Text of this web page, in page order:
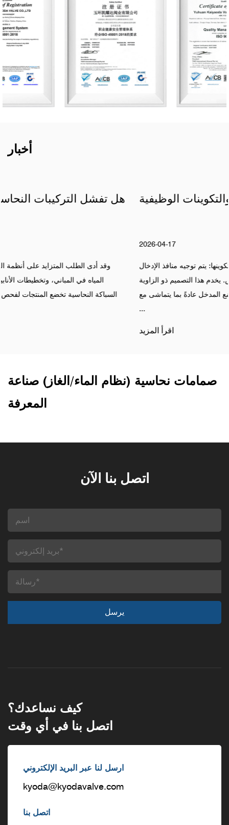
أخبار
التصميم الهيكلي والتكوينات الوظيفية
ال صمام الزاوية تستمد اسمها من تكوينها: يتم توجيه منافذ الإدخال
والإخراج بزاوية 90 درجة لبعضها البعض. يخدم هذا التصميم ذو الزاوية
اليمنى الأغراض الوظيفية والمكانية. يتم وضع المدخل عادةً بما يتماشى مع
صمامات نحاسية (نظام الماء/الغاز) صناعة
المعرفة
اتصل بنا الآن
كيف نساعدك؟
اتصل بنا في أي وقت
ارسل لنا عبر البريد الإلكتروني
kyoda@kyodavalve.com
اتصل بنا